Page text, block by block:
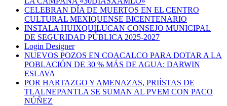
CELEBRAN DÍA DE MUERTOS EN EL CENTRO
CULTURAL MEXIQUENSE BICENTENARIO
INSTALA HUIXQUILUCAN CONSEJO MUNICIPAL
DE SEGURIDAD PÚBLICA 2025-2027
Login Designer
NUEVOS POZOS EN COACALCO PARA DOTAR A LA
POBLACIÓN DE 30 % MÁS DE AGUA: DARWIN
ESLAVA
POR HARTAZGO Y AMENAZAS, PRIÍSTAS DE
TLALNEPANTLA SE SUMAN AL PVEM CON PACO
NÚÑEZ